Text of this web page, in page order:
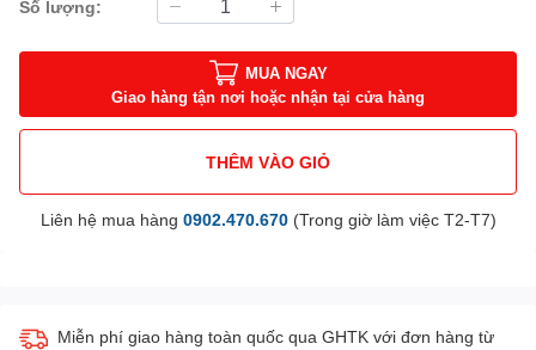
Số lượng:
MUA NGAY
Giao hàng tận nơi hoặc nhận tại cửa hàng
THÊM VÀO GIỎ
Liên hệ mua hàng 0902.470.670(Trong giờ làm việc T2-T7)
Miễn phí giao hàng toàn quốc qua GHTK với đơn hàng từ